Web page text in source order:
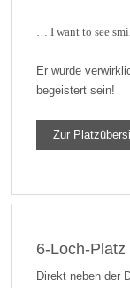
… I want to see
Er wurde
begeistert sein!
Zur
6-Loch-Platz
Direkt neben der